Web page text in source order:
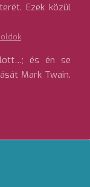
Ezek közül
és én se
Mark Twain.